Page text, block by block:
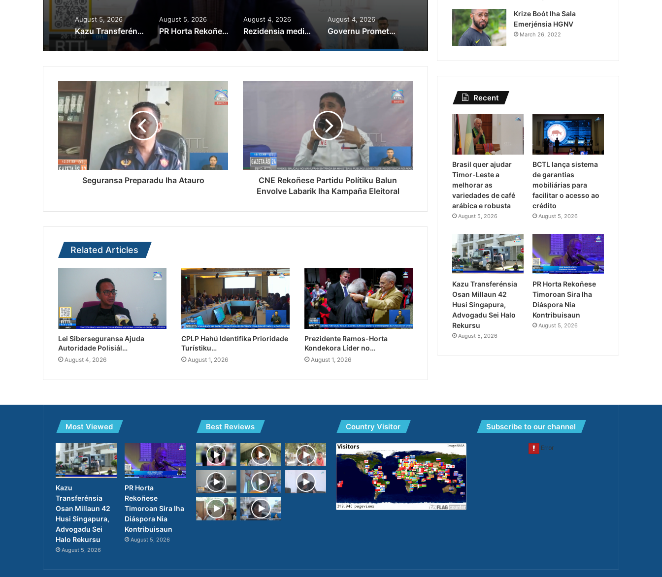
August 5, 2026
Kazu Transferénsia Osan Millaun 42 Husi Singapura, Advogadu Sei Halo Rekursu
August 5, 2026
PR Horta Rekoñese Timoroan Sira Iha Diáspora Nia Kontribuisaun
August 4, 2026
Rezidensia mediku iha Manusae abandonadu
August 4, 2026
Governu Promete Tau Prioridade ba Setór Minerais no Setór Produtivu
Seguransa Preparadu Iha Atauro
CNE Rekoñese Partidu Polítiku Balun
Envolve Labarik Iha Kampaña Eleitoral
Related Articles
Lei Siberseguransa Ajuda
Autoridade Polisiál…
August 4, 2026
CPLP Hahú Identifika Prioridade
Turístiku…
August 1, 2026
Prezidente Ramos-Horta
Kondekora Líder no…
August 1, 2026
Krize Boót Iha Sala
Emerjénsia HGNV
March 26, 2022
Recent
Brasil quer ajudar
Timor-Leste a
melhorar as
variedades de café
arábica e robusta
August 5, 2026
BCTL lança sistema
de garantias
mobiliárias para
facilitar o acesso ao
crédito
August 5, 2026
Kazu Transferénsia
Osan Millaun 42
Husi Singapura,
Advogadu Sei Halo
Rekursu
August 5, 2026
PR Horta Rekoñese
Timoroan Sira Iha
Diáspora Nia
Kontribuisaun
August 5, 2026
Most Viewed
Kazu
Transferénsia
Osan Millaun 42
Husi Singapura,
Advogadu Sei
Halo Rekursu
August 5, 2026
PR Horta
Rekoñese
Timoroan Sira Iha
Diáspora Nia
Kontribuisaun
August 5, 2026
Best Reviews Country Visitor Subscribe to our channel